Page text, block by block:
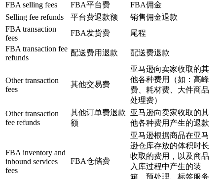
FBA selling fees
FBA平台费
FBA佣金
Selling fee refunds
平台费退款额
销售佣金退款
FBA transaction
fees
FBA发货费
尾程
FBA transaction fee
refunds
配送费用退款 配送费退款
Other transaction
fees
其他交易费
亚马逊向卖家收取的其
他各种费用（如：高峰
费、耗材费、大件商品
处理费）
Other transaction
fee refunds
其他订单费退款
额
亚马逊向卖家收取的其
他各种费用产生的退款
FBA inventory and
inbound services
fees
FBA仓储费
亚马逊根据商品在亚马
逊仓库存放的体积时长
收取的费用，以及商品
入库过程中产生的装
箱、预处理、标签服务